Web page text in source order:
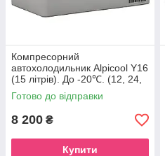
Компресорний
автохолодильник Alpicool Y16
(15 літрів). До -20℃. (12, 24,
220 вольт)
Готово до відправки
8 200 ₴
Купити